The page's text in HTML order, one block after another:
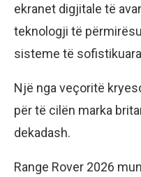
ekranet digjitale të
teknologji të
sisteme të
Një nga veçoritë
për të cilën marka
dekadash.
Range Rover 2026